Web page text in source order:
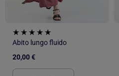
Abito lungo fluido
20,00 €